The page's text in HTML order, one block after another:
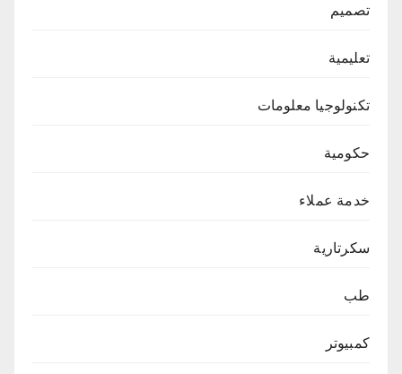
تصميم
تعليمية
تكنولوجيا معلومات
حكومية
خدمة عملاء
سكرتارية
طب
كمبيوتر